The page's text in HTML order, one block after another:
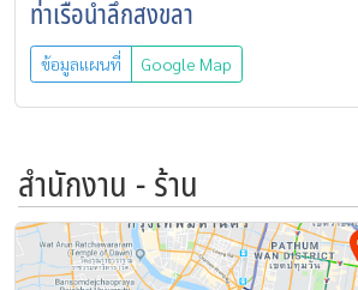
ท่าเรือน้ำลึกสงขลา
ข้อมูลแผนที่ Google Map
สำนักงาน - ร้าน